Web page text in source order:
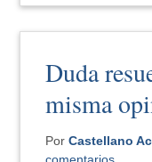
Duda
misma
PorCastellano